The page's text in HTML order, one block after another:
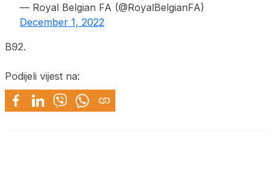
— Royal Belgian FA (@RoyalBelgianFA)
December 1, 2022
B92.
Podijeli vijest na: